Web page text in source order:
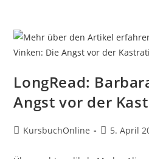
LongRead:
Angst vor der
KursbuchOnline 5. April